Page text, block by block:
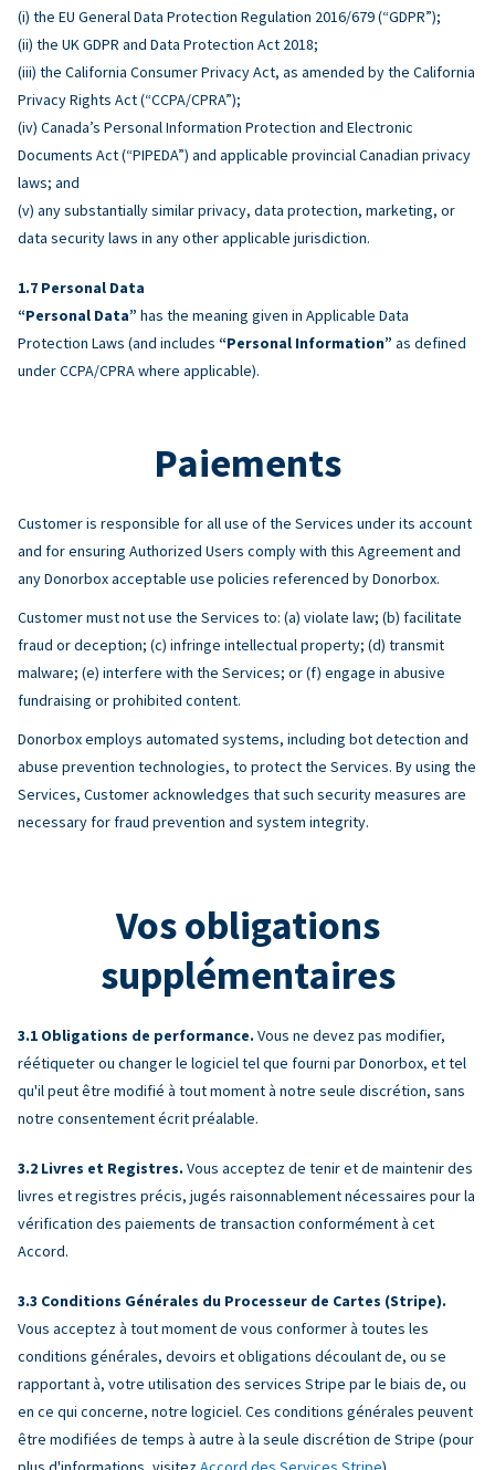
(i) the EU General Data Protection Regulation 2016/679 (“GDPR”);
(ii) the UK GDPR and Data Protection Act 2018;
(iii) the California Consumer Privacy Act, as amended by the California
Privacy Rights Act (“CCPA/CPRA”);
(iv) Canada’s Personal Information Protection and Electronic
Documents Act (“PIPEDA”) and applicable provincial Canadian privacy
laws; and
(v) any substantially similar privacy, data protection, marketing, or
data security laws in any other applicable jurisdiction.
Personal Data
“Personal Data” has the meaning given in Applicable Data
Protection Laws (and includes “Personal Information” as defined
under CCPA/CPRA where applicable).
Paiements
Customer is responsible for all use of the Services under its account
and for ensuring Authorized Users comply with this Agreement and
any Donorbox acceptable use policies referenced by Donorbox.
Customer must not use the Services to: (a) violate law; (b) facilitate
fraud or deception; (c) infringe intellectual property; (d) transmit
malware; (e) interfere with the Services; or (f) engage in abusive
fundraising or prohibited content.
Donorbox employs automated systems, including bot detection and
abuse prevention technologies, to protect the Services. By using the
Services, Customer acknowledges that such security measures are
necessary for fraud prevention and system integrity.
Vos obligations
supplémentaires
Obligations de performance. Vous ne devez pas modifier,
réétiqueter ou changer le logiciel tel que fourni par Donorbox, et tel
qu'il peut être modifié à tout moment à notre seule discrétion, sans
notre consentement écrit préalable.
Livres et Registres. Vous acceptez de tenir et de maintenir des
livres et registres précis, jugés raisonnablement nécessaires pour la
vérification des paiements de transaction conformément à cet
Accord.
Conditions Générales du Processeur de Cartes (Stripe).
Vous acceptez à tout moment de vous conformer à toutes les
conditions générales, devoirs et obligations découlant de, ou se
rapportant à, votre utilisation des services Stripe par le biais de, ou
en ce qui concerne, notre logiciel. Ces conditions générales peuvent
être modifiées de temps à autre à la seule discrétion de Stripe (pour